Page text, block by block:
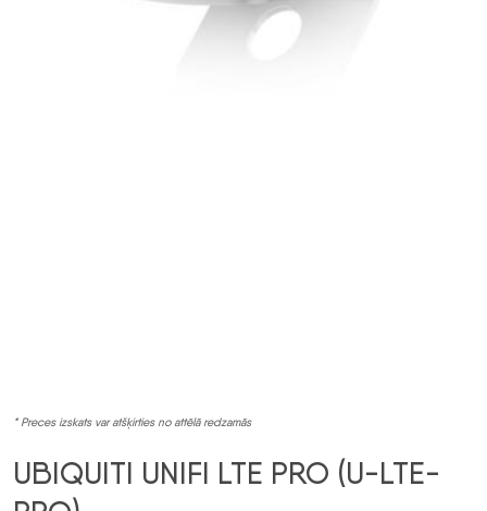
* Preces izskats var atšķirties no attēlā redzamās
UBIQUITI UNIFI LTE PRO (U-LTE-